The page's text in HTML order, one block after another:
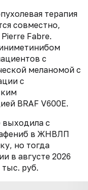
терапия
совместно,
Fabre.
с
меланомой с
с
BRAF V600E.
выходила с
в ЖНВЛП
но тогда
в августе 2026
руб.